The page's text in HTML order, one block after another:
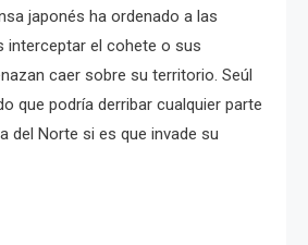
japonés ha ordenado a las
interceptar el cohete o sus
caer sobre su territorio. Seúl
que podría derribar cualquier parte
del Norte si es que invade su